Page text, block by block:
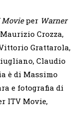
per Warner
Crozza,
Grattarola,
Claudio
è di Massimo
e fotografia di
ITV Movie,